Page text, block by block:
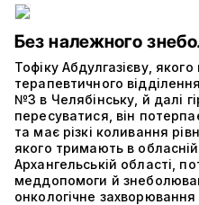
Без належного
Тофіку Абдулгазієву,
терапевтичного
№3 в Челябінську, й далі
пересуватися, він
та має різкі коливання
якого тримають в
Архангельській області,
меддопомоги й
онкологічне захворювання